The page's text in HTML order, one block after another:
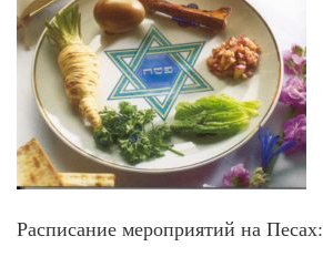
Расписание мероприятий на Песах: